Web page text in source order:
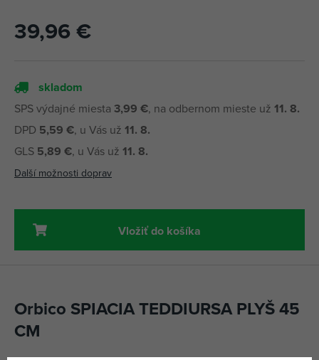
39,96 €
skladom
SPS výdajné miesta 3,99 €, na odbernom mieste už 11. 8.
DPD 5,59 €, u Vás už 11. 8.
GLS 5,89 €, u Vás už 11. 8.
Další možnosti doprav
Vložiť do košíka
Orbico SPIACIA TEDDIURSA PLYŠ 45
CM